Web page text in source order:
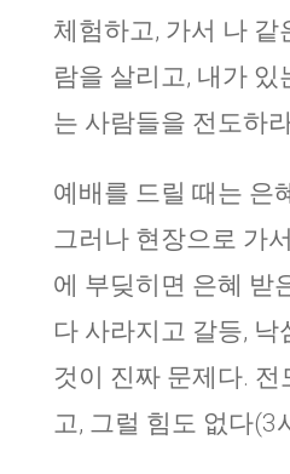
체험하고, 가서 나 같
람을 살리고, 내가
는 사람들을 전도하
예배를 드릴 때는 은
그러나 현장으로 가
에 부딪히면 은혜 받
다 사라지고 갈등, 낙
것이 진짜 문제다.
고, 그럴 힘도 없다(3